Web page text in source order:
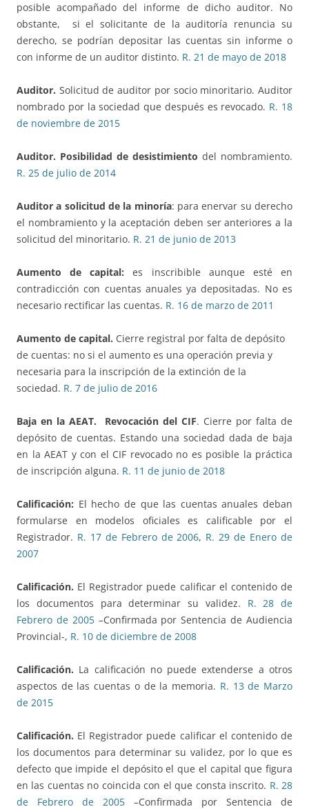
posible acompañado del informe de dicho auditor. No
obstante, si el solicitante de la auditoría renuncia su
derecho, se podrían depositar las cuentas sin informe o
con informe de un auditor distinto. R. 21 de mayo de 2018
Auditor. Solicitud de auditor por socio minoritario. Auditor
nombrado por la sociedad que después es revocado. R. 18
de noviembre de 2015
Auditor. Posibilidad de desistimiento del nombramiento.
R. 25 de julio de 2014
Auditor a solicitud de la minoría: para enervar su derecho
el nombramiento y la aceptación deben ser anteriores a la
solicitud del minoritario. R. 21 de junio de 2013
Aumento de capital: es inscribible aunque esté en
contradicción con cuentas anuales ya depositadas. No es
necesario rectificar las cuentas. R. 16 de marzo de 2011
Aumento de capital. Cierre registral por falta de depósito
de cuentas: no si el aumento es una operación previa y
necesaria para la inscripción de la extinción de la
sociedad. R. 7 de julio de 2016
Baja en la AEAT. Revocación del CIF. Cierre por falta de
depósito de cuentas. Estando una sociedad dada de baja
en la AEAT y con el CIF revocado no es posible la práctica
de inscripción alguna. R. 11 de junio de 2018
Calificación: El hecho de que las cuentas anuales deban
formularse en modelos oficiales es calificable por el
Registrador. R. 17 de Febrero de 2006, R. 29 de Enero de
2007
Calificación. El Registrador puede calificar el contenido de
los documentos para determinar su validez. R. 28 de
Febrero de 2005–Confirmada por Sentencia de Audiencia
Provincial-, R. 10 de diciembre de 2008
Calificación. La calificación no puede extenderse a otros
aspectos de las cuentas o de la memoria. R. 13 de Marzo
de 2015
Calificación. El Registrador puede calificar el contenido de
los documentos para determinar su validez, por lo que es
defecto que impide el depósito el que el capital que figura
en las cuentas no coincida con el que consta inscrito. R. 28
de Febrero de 2005 –Confirmada por Sentencia de